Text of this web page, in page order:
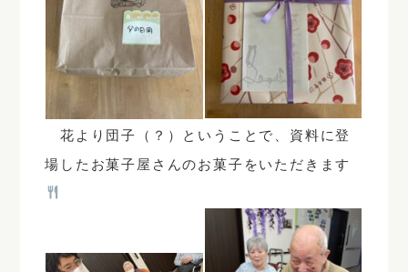
花より団子（？）ということで、資料に登
場したお菓子屋さんのお菓子をいただきます